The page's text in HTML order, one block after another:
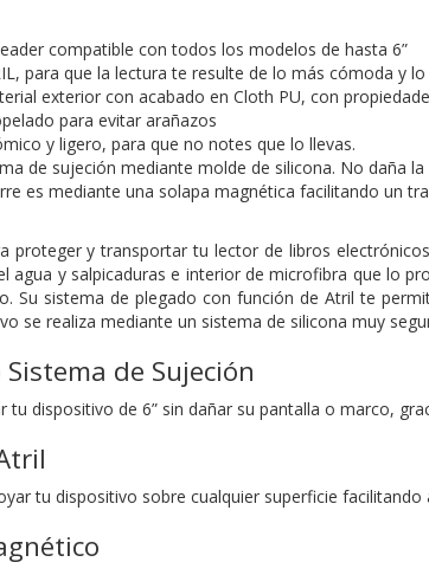
compatible con todos los modelos de hasta 6”
para que la lectura te resulte de lo más cómoda y
exterior con acabado en Cloth PU, con
para evitar arañazos
y ligero, para que no notes que lo llevas.
de sujeción mediante molde de silicona. No daña
es mediante una solapa magnética facilitando un
proteger y transportar tu lector de libros
agua y salpicaduras e interior de microfibra que lo
Su sistema de plegado con función de Atril te
se realiza mediante un sistema de silicona muy
Sistema de Sujeción
tu dispositivo de 6” sin dañar su pantalla o marco,
tu dispositivo sobre cualquier superficie